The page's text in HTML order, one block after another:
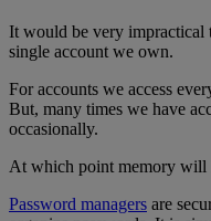
It would be very impractical
single account we own.
For accounts we access
But, many times we have
occasionally.
At which point memory will
Password managers are